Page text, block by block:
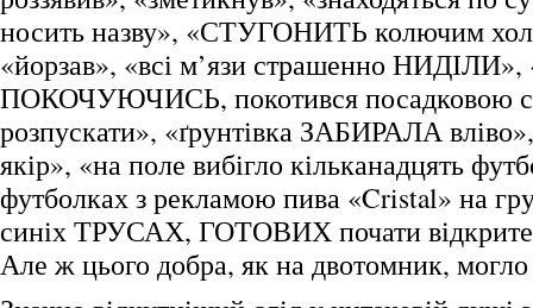
носить назву», «СТУГОНИТЬ колючим
«йорзав», «всі м’язи страшенно НИДІЛИ»,
ПОКОЧУЮЧИСЬ, покотився посадковою
розпускати», «ґрунтівка ЗАБИРАЛА
якір», «на поле вибігло кільканадцять
футболках з рекламою пива «Cristal» на
синіх ТРУСАХ, ГОТОВИХ почати
Але ж цього добра, як на двотомник,